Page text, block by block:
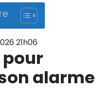
21h06
alarme